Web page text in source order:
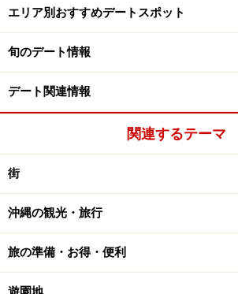
エリア別おすすめデートスポット
旬のデート情報
デート関連情報
関連するテーマ
街
沖縄の観光・旅行
旅の準備・お得・便利